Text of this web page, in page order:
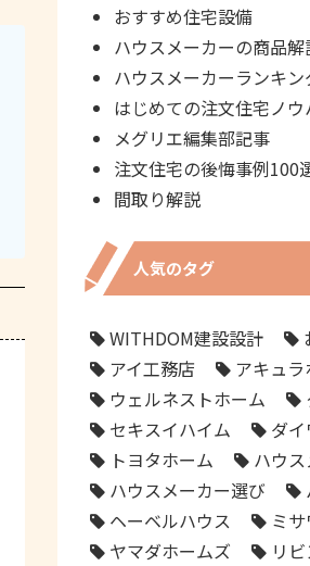
おすすめ住宅設備
ハウスメーカーの商品解
ハウスメーカーランキン
はじめての注文住宅ノウ
メグリエ編集部記事
注文住宅の後悔事例100
間取り解説
人気のタグ
WITHDOM建設設計
アイ工務店
アキュラ
ウェルネストホーム
セキスイハイム
ダ
トヨタホーム
ハウ
ハウスメーカー選び
ヘーベルハウス
ミ
ヤマダホームズ
リ